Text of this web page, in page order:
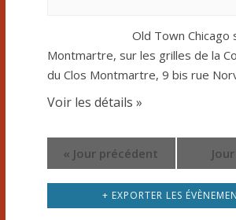
o
n
d
e
u
d
e
v
u
e
s
Old Town Chicago
Montmartre, sur les grilles de la
du Clos Montmartre, 9 bis rue
Voir les détails »
« Jour précédent
+ EXPORTER LES